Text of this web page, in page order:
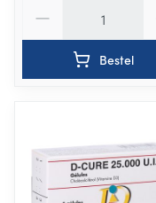
Bestel